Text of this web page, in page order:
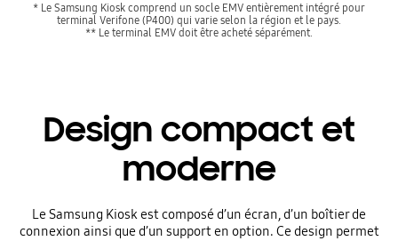
* Le Samsung Kiosk comprend un socle EMV entièrement intégré pour
terminal Verifone (P400) qui varie selon la région et le pays.
** Le terminal EMV doit être acheté séparément.
Design compact et
moderne
Le Samsung Kiosk est composé d’un écran, d’un boîtier de
connexion ainsi que d’un support en option. Ce design permet